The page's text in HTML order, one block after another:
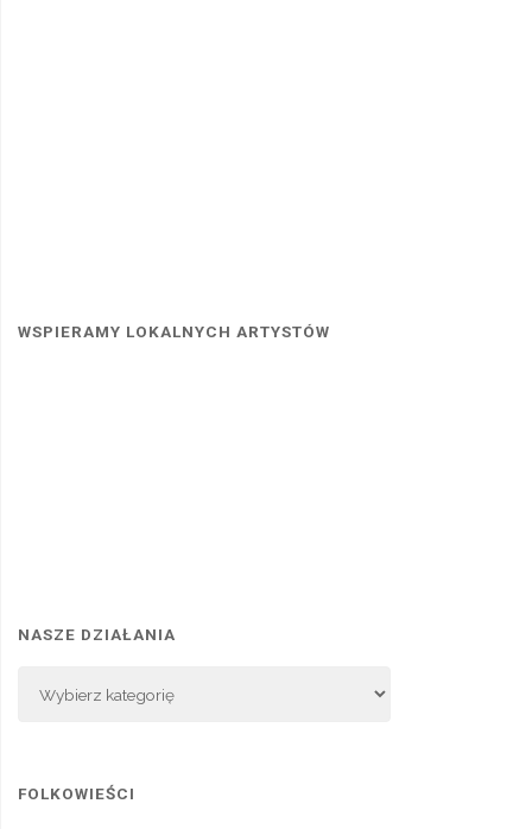
WSPIERAMY LOKALNYCH ARTYSTÓW
NASZE DZIAŁANIA
Działania
FOLKOWIEŚCI